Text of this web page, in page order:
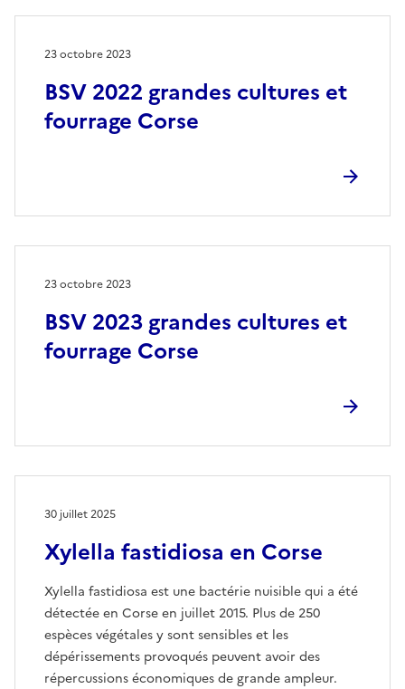
BSV 2022 grandes cultures et
fourrage Corse
23 octobre 2023
BSV 2023 grandes cultures et
fourrage Corse
23 octobre 2023
Xylella fastidiosa en Corse
30 juillet 2025
Xylella fastidiosa est une bactérie nuisible qui a été
détectée en Corse en juillet 2015. Plus de 250
espèces végétales y sont sensibles et les
dépérissements provoqués peuvent avoir des
répercussions économiques de grande ampleur.